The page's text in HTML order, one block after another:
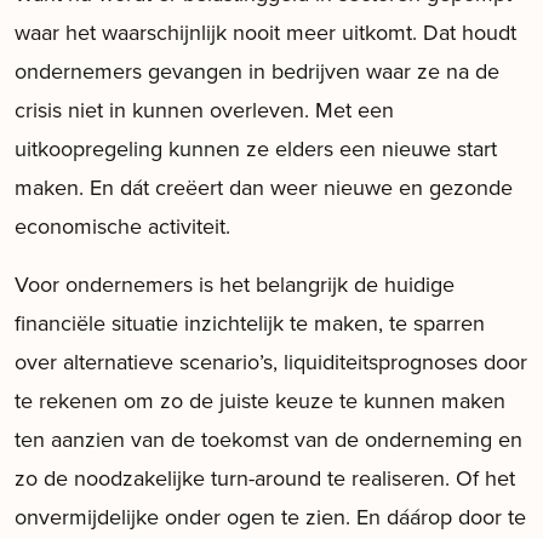
waar het waarschijnlijk nooit meer uitkomt. Dat houdt
ondernemers gevangen in bedrijven waar ze na de
crisis niet in kunnen overleven. Met een
uitkoopregeling kunnen ze elders een nieuwe start
maken. En dát creëert dan weer nieuwe en gezonde
economische activiteit.
Voor ondernemers is het belangrijk de huidige
financiële situatie inzichtelijk te maken, te sparren
over alternatieve scenario’s, liquiditeitsprognoses door
te rekenen om zo de juiste keuze te kunnen maken
ten aanzien van de toekomst van de onderneming en
zo de noodzakelijke turn-around te realiseren. Of het
onvermijdelijke onder ogen te zien. En dáárop door te